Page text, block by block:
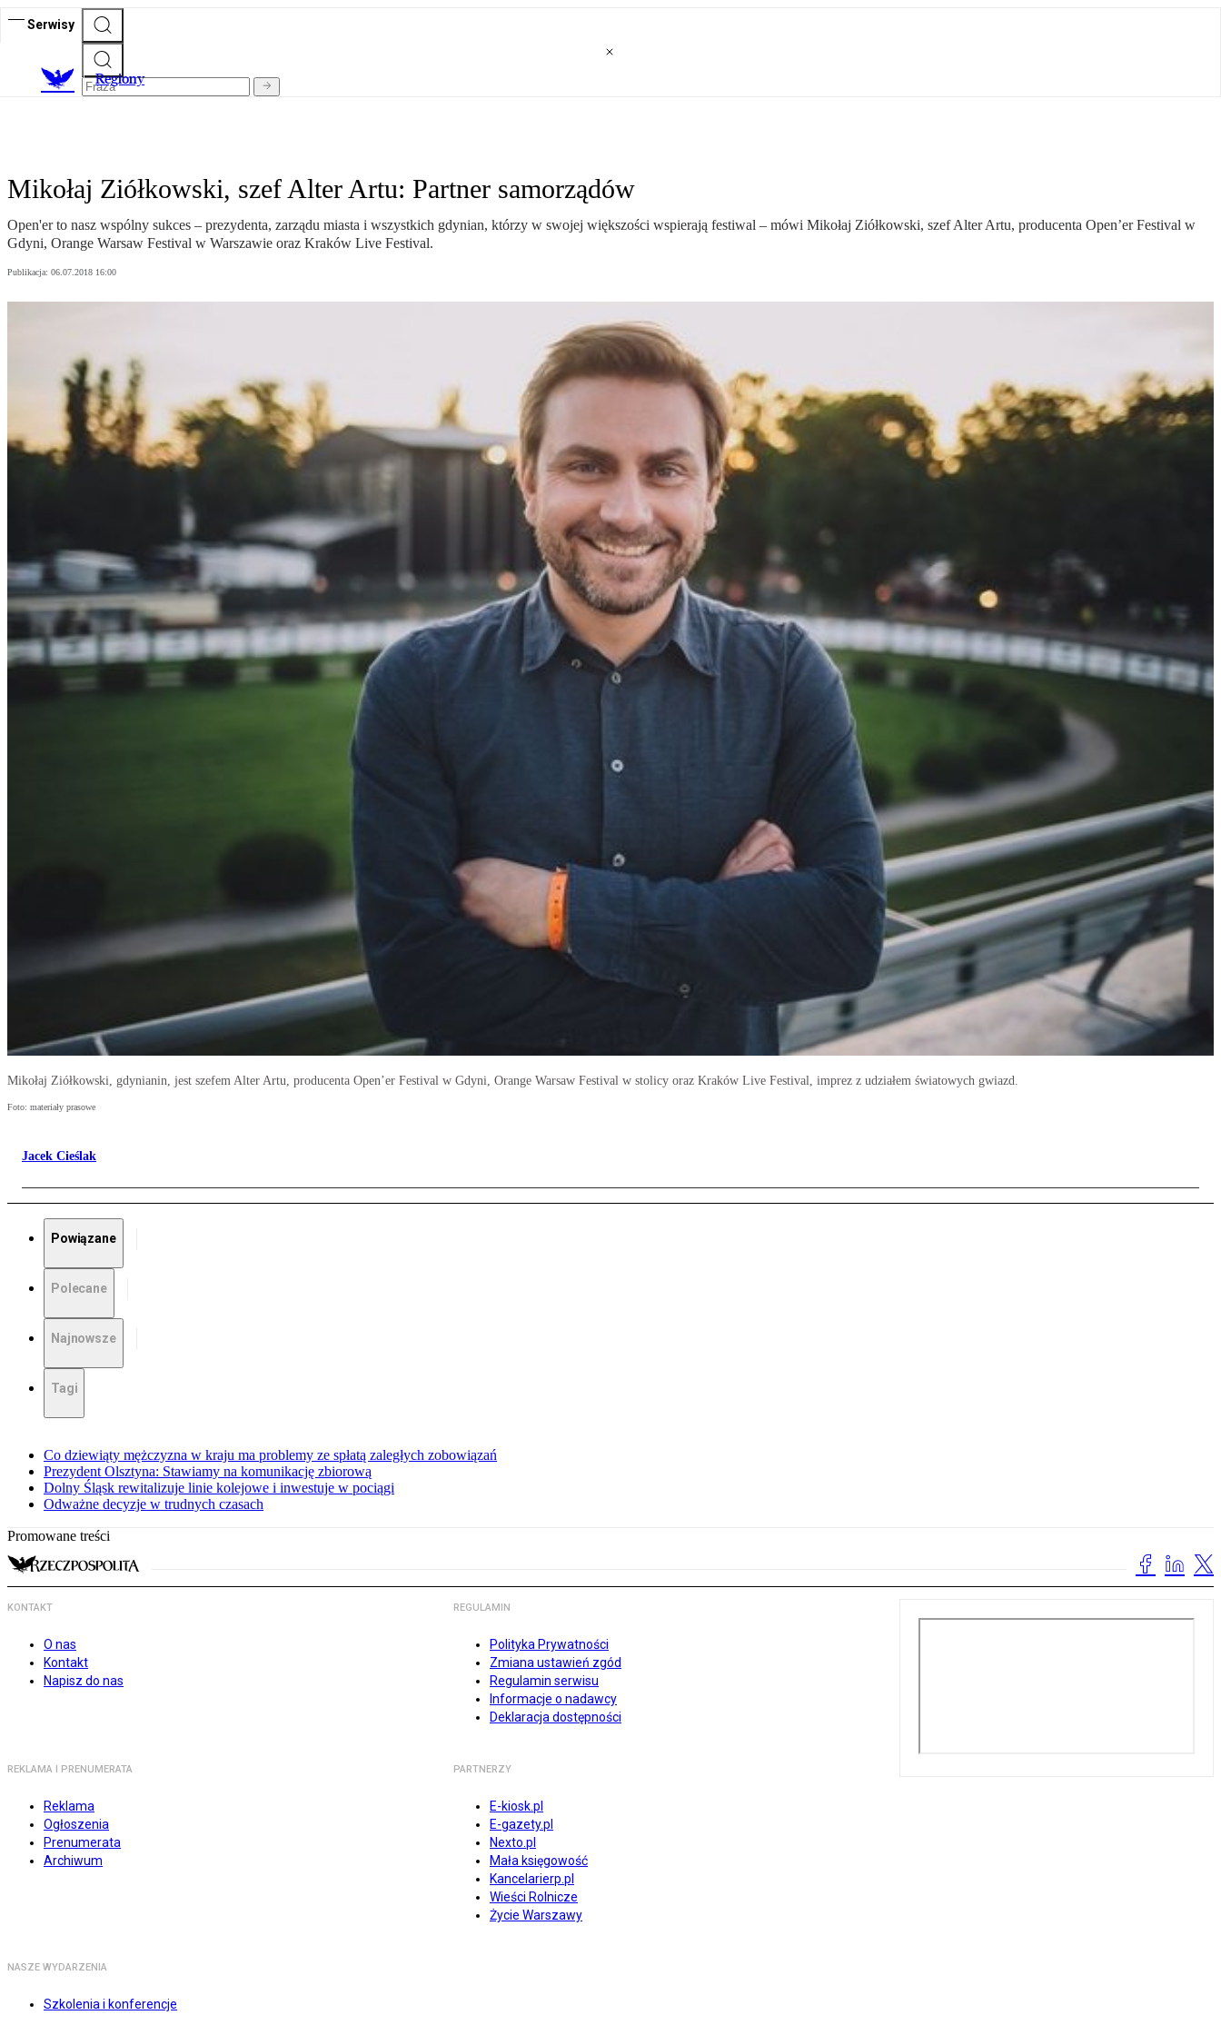
Serwisy
Regiony
Mikołaj Ziółkowski, szef Alter Artu: Partner samorządów
Open'er to nasz wspólny sukces – prezydenta, zarządu miasta i wszystkich gdynian, którzy w swojej większości wspierają festiwal – mówi Mikołaj Ziółkowski, szef Alter Artu, producenta Open’er Festival w
Gdyni, Orange Warsaw Festival w Warszawie oraz Kraków Live Festival.
Publikacja: 06.07.2018 16:00
Mikołaj Ziółkowski, gdynianin, jest szefem Alter Artu, producenta Open’er Festival w Gdyni, Orange Warsaw Festival w stolicy oraz Kraków Live Festival, imprez z udziałem światowych gwiazd.
Foto: materiały prasowe
Jacek Cieślak
Powiązane
Polecane
Najnowsze
Tagi
Co dziewiąty mężczyzna w kraju ma problemy ze spłatą zaległych zobowiązań
Prezydent Olsztyna: Stawiamy na komunikację zbiorową
Dolny Śląsk rewitalizuje linie kolejowe i inwestuje w pociągi
Odważne decyzje w trudnych czasach
Promowane treści
KONTAKT
O nas
Kontakt
Napisz do nas
REGULAMIN
Polityka Prywatności
Zmiana ustawień zgód
Regulamin serwisu
Informacje o nadawcy
Deklaracja dostępności
REKLAMA I PRENUMERATA
Reklama
Ogłoszenia
Prenumerata
Archiwum
PARTNERZY
E-kiosk.pl
E-gazety.pl
Nexto.pl
Mała księgowość
Kancelarierp.pl
Wieści Rolnicze
Życie Warszawy
NASZE WYDARZENIA
Szkolenia i konferencje